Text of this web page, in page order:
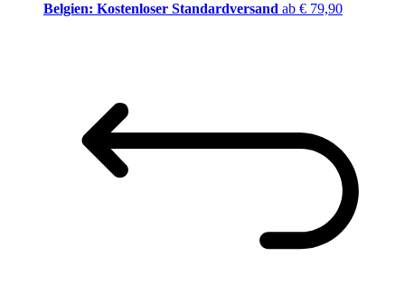
Belgien: Kostenloser Standardversand ab € 79,90